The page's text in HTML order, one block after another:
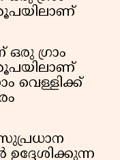
ഒരു ഗ്രാം
വെള്ളിക്ക്